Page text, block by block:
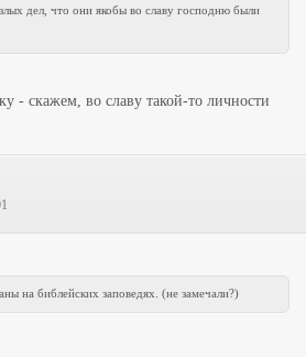
дел, что они якобы во славу господню были
- скажем, во славу такой-то личности
на библейских заповедях. (не замечали?)